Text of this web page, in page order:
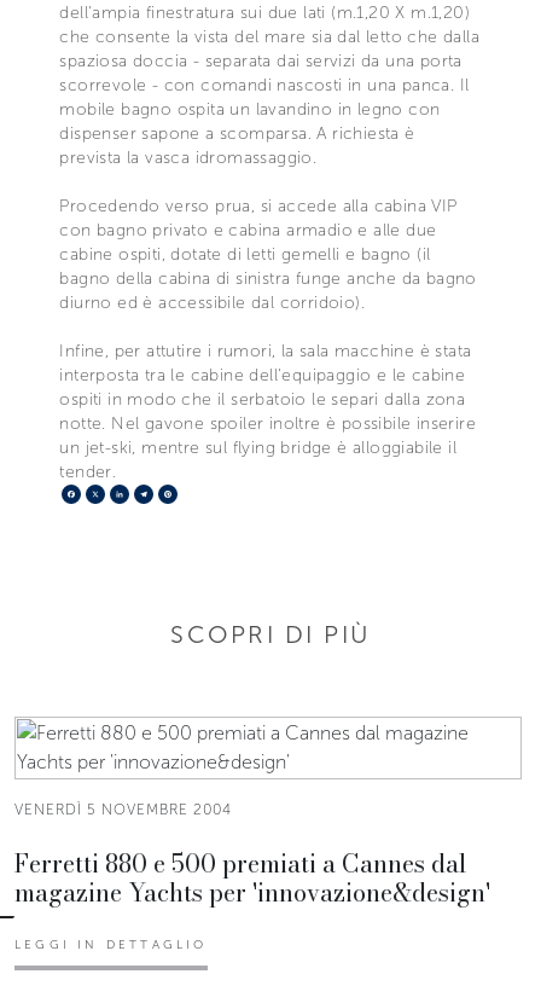
dell'ampia finestratura sui due lati (m.1,20 X m.1,20)
che consente la vista del mare sia dal letto che dalla
spaziosa doccia - separata dai servizi da una porta
scorrevole - con comandi nascosti in una panca. Il
mobile bagno ospita un lavandino in legno con
dispenser sapone a scomparsa. A richiesta è
prevista la vasca idromassaggio.
Procedendo verso prua, si accede alla cabina VIP
con bagno privato e cabina armadio e alle due
cabine ospiti, dotate di letti gemelli e bagno (il
bagno della cabina di sinistra funge anche da bagno
diurno ed è accessibile dal corridoio).
Infine, per attutire i rumori, la sala macchine è stata
interposta tra le cabine dell'equipaggio e le cabine
ospiti in modo che il serbatoio le separi dalla zona
notte. Nel gavone spoiler inoltre è possibile inserire
un jet-ski, mentre sul flying bridge è alloggiabile il
tender.
Facebook
X LinkedIn
Telegram
SCOPRI DI PIÙ
VENERDÌ 5 NOVEMBRE 2004
Ferretti 880 e 500 premiati a Cannes dal
magazine Yachts per 'innovazione&design'
LEGGI IN DETTAGLIO